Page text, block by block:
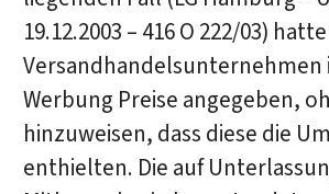
19.12.2003 – 416 O 222/03)
Versandhandelsunternehmen
Werbung Preise angegeben,
hinzuweisen, dass diese die
enthielten. Die auf